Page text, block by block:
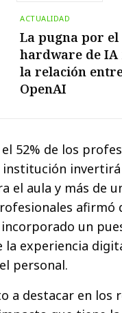
ACTUALIDAD
La pugna por el
hardware de
la relación
OpenAI
52% de los
institución invertirá
el aula y más de
afirmó
un
la experiencia
personal.
a destacar en los